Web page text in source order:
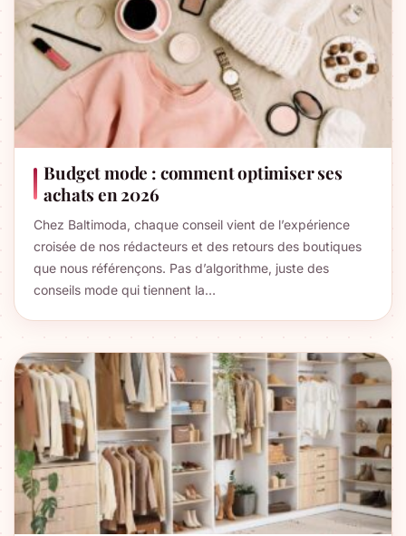
Budget mode : comment optimiser ses
achats en 2026
Chez Baltimoda, chaque conseil vient de l’expérience
croisée de nos rédacteurs et des retours des boutiques
que nous référençons. Pas d’algorithme, juste des
conseils mode qui tiennent la…